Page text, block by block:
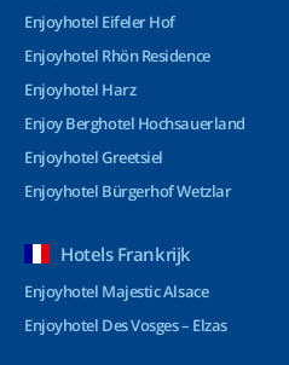
Enjoyhotel Eifeler Hof
Enjoyhotel Rhön Residence
Enjoyhotel Harz
Enjoy Berghotel Hochsauerland
Enjoyhotel Greetsiel
Enjoyhotel Bürgerhof Wetzlar
Hotels Frankrijk
Enjoyhotel Majestic Alsace
Enjoyhotel Des Vosges – Elzas